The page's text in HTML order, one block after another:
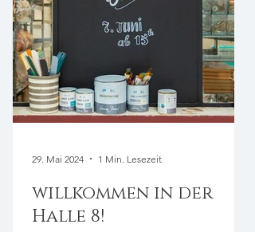
willkommen in der
Halle 8!
29. Mai 2024 1 Min. Lesezeit